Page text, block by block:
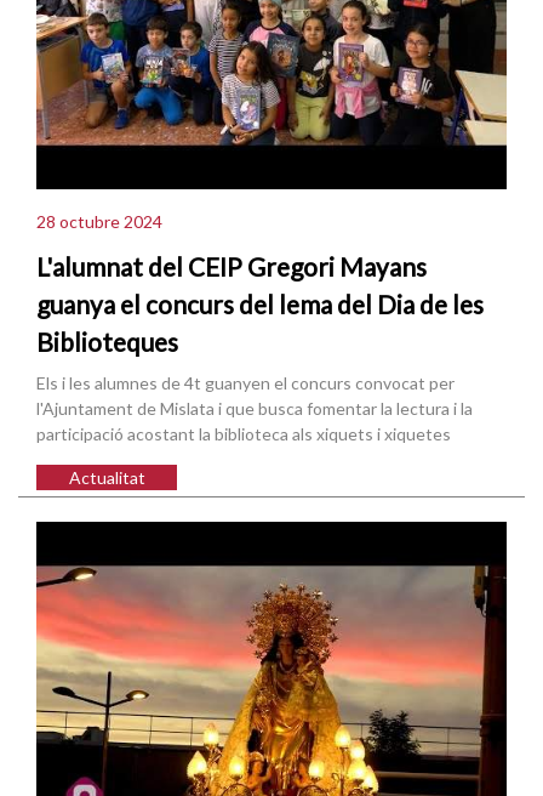
28 octubre 2024
L'alumnat del CEIP Gregori Mayans
guanya el concurs del lema del Dia de les
Biblioteques
Els i les alumnes de 4t guanyen el concurs convocat per
l'Ajuntament de Mislata i que busca fomentar la lectura i la
participació acostant la biblioteca als xiquets i xiquetes
Actualitat